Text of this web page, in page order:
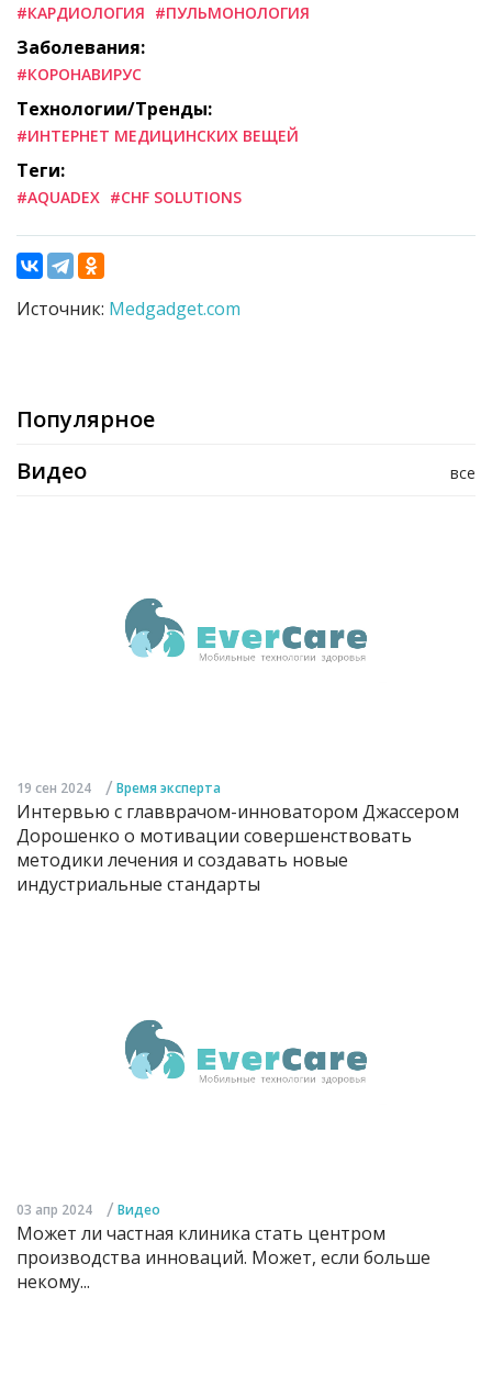
#КАРДИОЛОГИЯ #ПУЛЬМОНОЛОГИЯ
Заболевания:
#КОРОНАВИРУС
Технологии/Тренды:
#ИНТЕРНЕТ МЕДИЦИНСКИХ ВЕЩЕЙ
Теги:
#AQUADEX #CHF SOLUTIONS
Источник: Medgadget.com
Популярное
все
Видео
19 сен 2024 / Время эксперта
Интервью с главврачом-инноватором Джассером
Дорошенко о мотивации совершенствовать
методики лечения и создавать новые
индустриальные стандарты
03 апр 2024 / Видео
Может ли частная клиника стать центром
производства инноваций. Может, если больше
некому...